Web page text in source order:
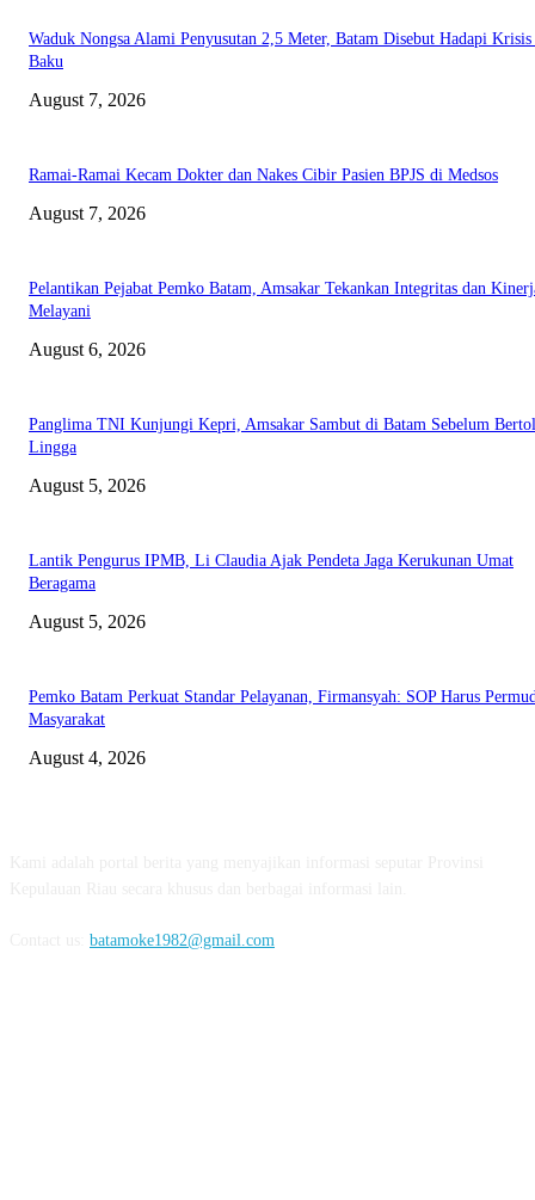
Waduk Nongsa Alami Penyusutan 2,5 Meter, Batam Disebut Hadapi
Baku
August 7, 2026
Ramai-Ramai Kecam Dokter dan Nakes Cibir Pasien BPJS di Medsos
August 7, 2026
Pelantikan Pejabat Pemko Batam, Amsakar Tekankan Integritas dan
Melayani
August 6, 2026
Panglima TNI Kunjungi Kepri, Amsakar Sambut di Batam Sebelum
Lingga
August 5, 2026
Lantik Pengurus IPMB, Li Claudia Ajak Pendeta Jaga Kerukunan Umat
Beragama
August 5, 2026
Pemko Batam Perkuat Standar Pelayanan, Firmansyah: SOP Harus
Masyarakat
August 4, 2026
batamoke1982@gmail.com